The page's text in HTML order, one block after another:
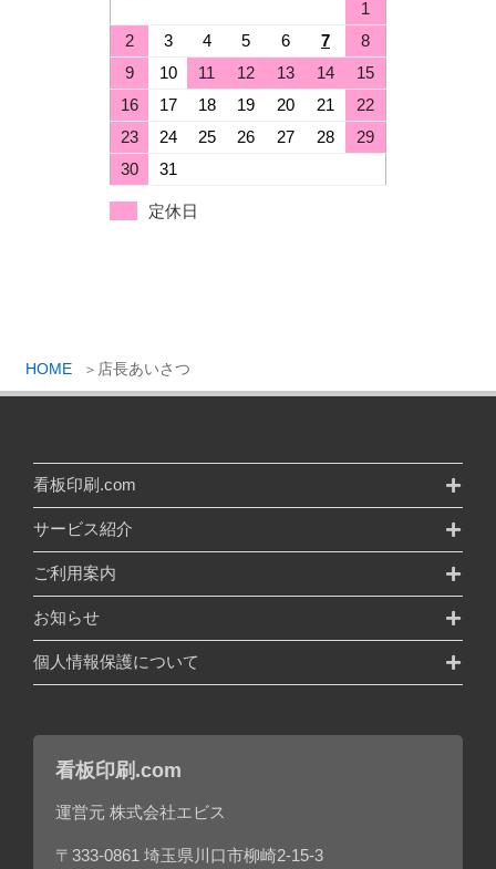
HOME 店長あいさつ
1
2
3 4 5 6 7
8
9
10 11 12 13 14
15
16
17 18 19 20 21
22
23
24 25 26 27 28
29
30
31
定休日
看板印刷.com
サービス紹介
ご利用案内
お知らせ
個人情報保護について
看板印刷.com
運営元 株式会社エビス
〒333-0861 埼玉県川口市柳崎2-15-3